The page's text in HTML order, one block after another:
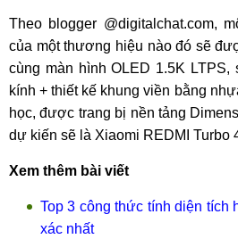
Theo blogger @digitalchat.com,
của một thương hiệu nào đó sẽ
cùng màn hình OLED 1.5K LTPS,
kính + thiết kế khung viền bằng
học, được trang bị nền tảng
dự kiến ​​​​sẽ là Xiaomi REDMI Turbo
Xem thêm bài viết
Top 3 công thức tính diện tích
xác nhất